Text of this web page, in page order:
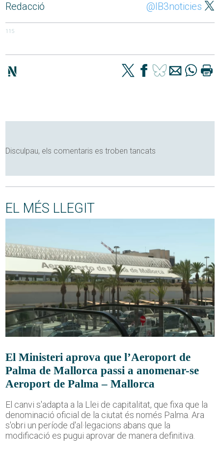
Redacció @IB3noticies
115
Disculpau, els comentaris es troben tancats
EL MÉS LLEGIT
El Ministeri aprova que l’Aeroport de
Palma de Mallorca passi a anomenar-se
Aeroport de Palma – Mallorca
El canvi s'adapta a la Llei de capitalitat, que fixa que la
denominació oficial de la ciutat és només Palma. Ara
s'obri un període d'al·legacions abans que la
modificació es pugui aprovar de manera definitiva.